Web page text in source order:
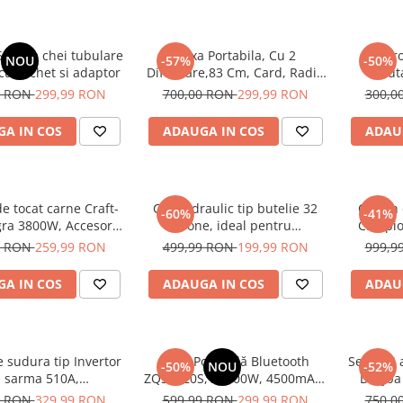
NOU
piese chei tubulare
clichet si adaptor
RON299,99 RON
IN COS
-57%Boxa Portabila, Cu 2
Difuzoare,83 Cm, Card, Radio
FM, Microfon, Telecomanda Si
700,00 RON299,99 RON
ADAUGA IN COS
-50%
tocat carne Craft-
3800W, Accesorii
chiftele, 3 site,
RON259,99 RON
IN COS
-60%
Cric hidraulic tip butelie 32
Tone, ideal pentru
autoturisme, SUV-uri și
robustă, ridicare sigură și
operare ușoară pentru uz
499,99 RON199,99 RON
ADAUGA IN COS
-41%
3500W,
anti-
sudura tip Invertor
sarma 510A,
MAG, SARMA
-50% NOU
Boxă Portabilă Bluetooth
ZQS8220S,18.000W, 4500mAh,
Microfon și Telecomandă
-52%
Set cu 4